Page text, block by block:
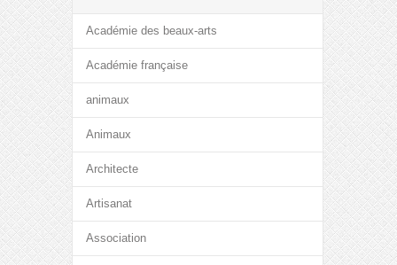
Académie des beaux-arts
Académie française
animaux
Animaux
Architecte
Artisanat
Association